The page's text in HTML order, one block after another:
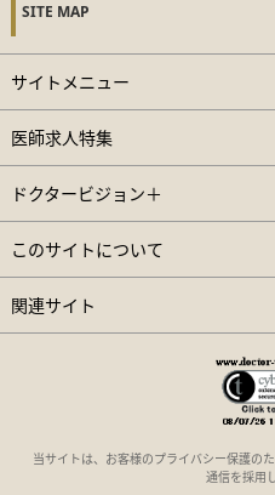
SITE MAP
サイトメニュー
医師求人特集
ドクタービジョン＋
このサイトについて
関連サイト
当サイトは、お客様のプライバシー保護の
通信を採用